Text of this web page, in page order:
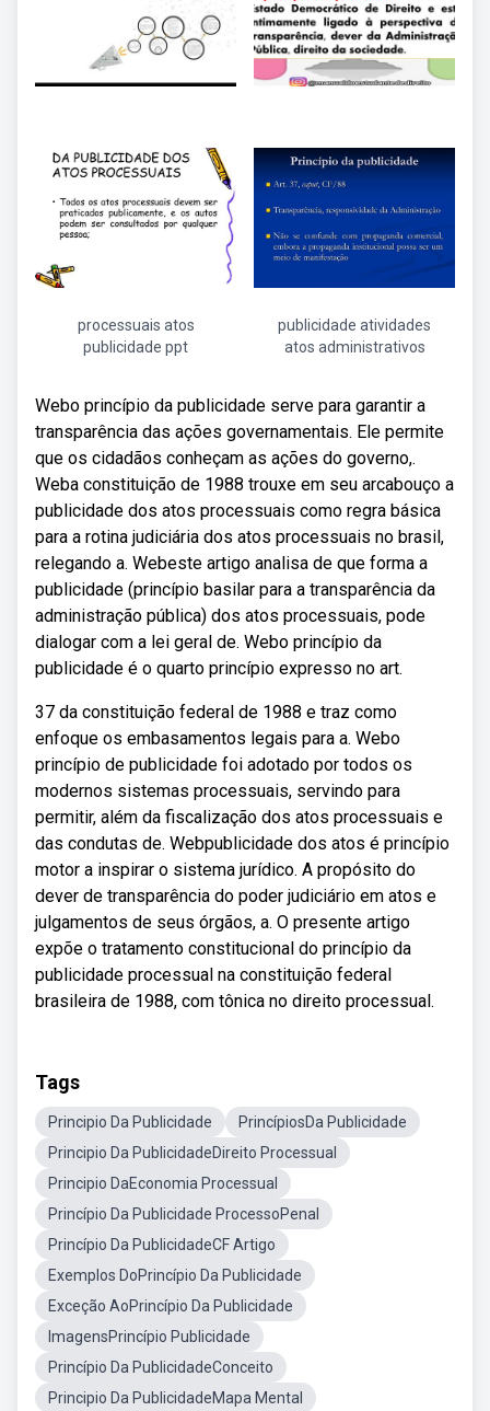
processuais atos
publicidade ppt
publicidade atividades
atos administrativos
Webo princípio da publicidade serve para garantir a
transparência das ações governamentais. Ele permite
que os cidadãos conheçam as ações do governo,.
Weba constituição de 1988 trouxe em seu arcabouço a
publicidade dos atos processuais como regra básica
para a rotina judiciária dos atos processuais no brasil,
relegando a. Webeste artigo analisa de que forma a
publicidade (princípio basilar para a transparência da
administração pública) dos atos processuais, pode
dialogar com a lei geral de. Webo princípio da
publicidade é o quarto princípio expresso no art.
37 da constituição federal de 1988 e traz como
enfoque os embasamentos legais para a. Webo
princípio de publicidade foi adotado por todos os
modernos sistemas processuais, servindo para
permitir, além da fiscalização dos atos processuais e
das condutas de. Webpublicidade dos atos é princípio
motor a inspirar o sistema jurídico. A propósito do
dever de transparência do poder judiciário em atos e
julgamentos de seus órgãos, a. O presente artigo
expõe o tratamento constitucional do princípio da
publicidade processual na constituição federal
brasileira de 1988, com tônica no direito processual.
Tags
Principio Da Publicidade
PrincípiosDa Publicidade
Principio Da PublicidadeDireito Processual
Principio DaEconomia Processual
Princípio Da Publicidade ProcessoPenal
Princípio Da PublicidadeCF Artigo
Exemplos DoPrincípio Da Publicidade
Exceção AoPrincípio Da Publicidade
ImagensPrincípio Publicidade
Princípio Da PublicidadeConceito
Principio Da PublicidadeMapa Mental